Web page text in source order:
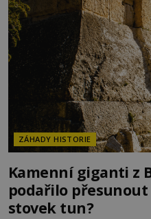
ní vidí důkaz ztracené
znalost Antarktidy
Jiní tvrdí,
ZÁHADY HISTORIE
Kamenní giganti z
podařilo
stovek tun?